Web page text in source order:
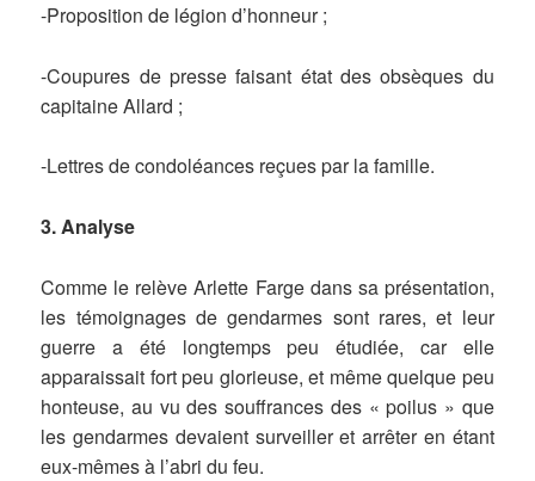
-Proposition de légion d’honneur ;
-Coupures de presse faisant état des obsèques du
capitaine Allard ;
-Lettres de condoléances reçues par la famille.
3. Analyse
Comme le relève Arlette Farge dans sa présentation,
les témoignages de gendarmes sont rares, et leur
guerre a été longtemps peu étudiée, car elle
apparaissait fort peu glorieuse, et même quelque peu
honteuse, au vu des souffrances des « poilus » que
les gendarmes devaient surveiller et arrêter en étant
eux-mêmes à l’abri du feu.